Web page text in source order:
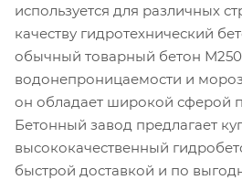
используется для различных
качеству гидротехнический
обычный товарный бетон
водонепроницаемости и
он обладает широкой сферой
Бетонный завод предлагает
высококачественный
быстрой доставкой и по